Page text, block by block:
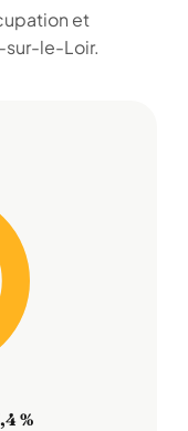
et
sur-le-Loir.
%